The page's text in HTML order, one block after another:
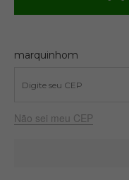
marquinhom
Não sei meu CEP